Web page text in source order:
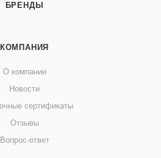
БРЕНДЫ
КОМПАНИЯ
О компании
Новости
сертификаты
Отзывы
Вопрос-ответ